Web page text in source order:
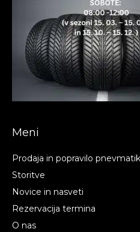
Meni
Prodaja in popravilo pnevmatik
Storitve
Novice in nasveti
Rezervacija termina
O nas